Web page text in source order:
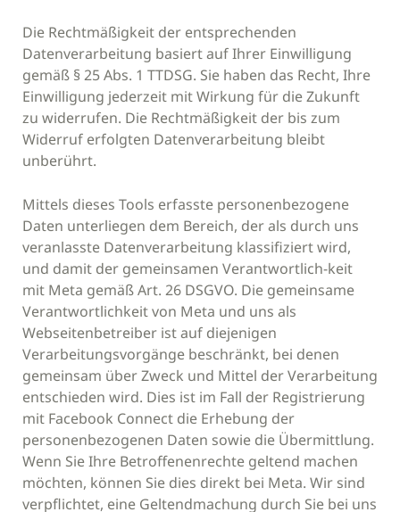
Die Rechtmäßigkeit der entsprechenden
Datenverarbeitung basiert auf Ihrer Einwilligung
gemäß § 25 Abs. 1 TTDSG. Sie haben das Recht, Ihre
Einwilligung jederzeit mit Wirkung für die Zukunft
zu widerrufen. Die Rechtmäßigkeit der bis zum
Widerruf erfolgten Datenverarbeitung bleibt
unberührt.
Mittels dieses Tools erfasste personenbezogene
Daten unterliegen dem Bereich, der als durch uns
veranlasste Datenverarbeitung klassifiziert wird,
und damit der gemeinsamen Verantwortlich-keit
mit Meta gemäß Art. 26 DSGVO. Die gemeinsame
Verantwortlichkeit von Meta und uns als
Webseitenbetreiber ist auf diejenigen
Verarbeitungsvorgänge beschränkt, bei denen
gemeinsam über Zweck und Mittel der Verarbeitung
entschieden wird. Dies ist im Fall der Registrierung
mit Facebook Connect die Erhebung der
personenbezogenen Daten sowie die Übermittlung.
Wenn Sie Ihre Betroffenenrechte geltend machen
möchten, können Sie dies direkt bei Meta. Wir sind
verpflichtet, eine Geltendmachung durch Sie bei uns